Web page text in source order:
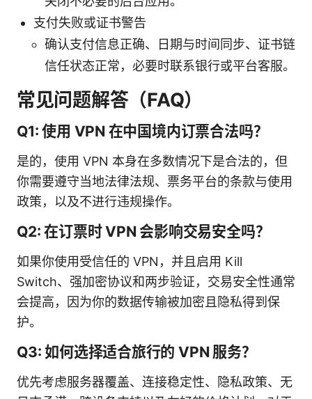
支付失败或证书警告
确认支付信息正确、日期与时间同步、证书链
信任状态正常，必要时联系银行或平台客服。
常见问题解答（FAQ）
Q1: 使用 VPN 在中国境内订票合法吗？
是的，使用 VPN 本身在多数情况下是合法的，但
你需要遵守当地法律法规、票务平台的条款与使用
政策，以及不进行违规操作。
Q2: 在订票时 VPN 会影响交易安全吗？
如果你使用受信任的 VPN，并且启用 Kill
Switch、强加密协议和两步验证，交易安全性通常
会提高，因为你的数据传输被加密且隐私得到保
护。
Q3: 如何选择适合旅行的 VPN 服务？
优先考虑服务器覆盖、连接稳定性、隐私政策、无